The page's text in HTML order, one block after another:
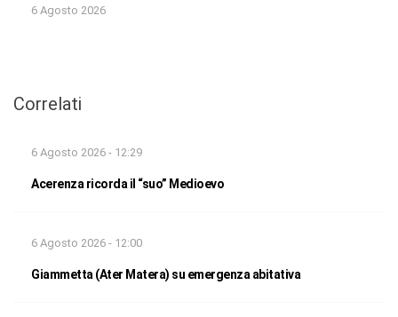
6 Agosto 2026
Correlati
6 Agosto 2026 - 12:29
Acerenza ricorda il “suo” Medioevo
6 Agosto 2026 - 12:00
Giammetta (Ater Matera) su emergenza abitativa